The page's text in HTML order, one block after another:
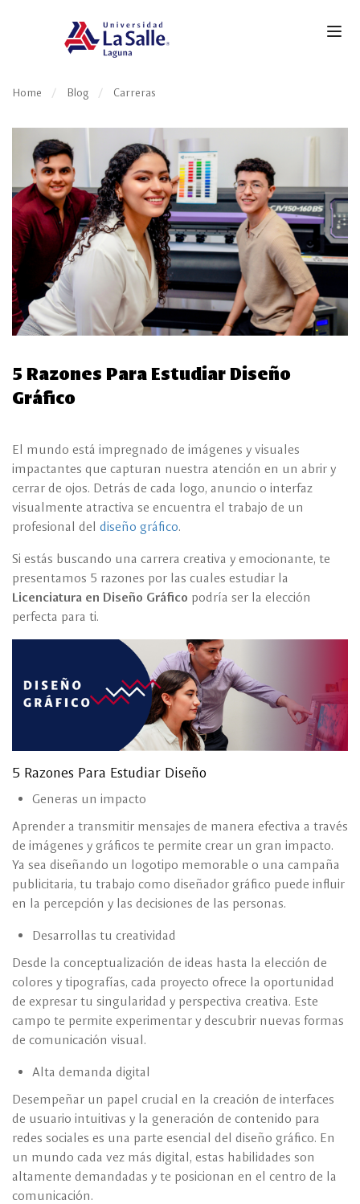
Home Blog Carreras
5 Razones Para Estudiar Diseño
Gráfico
El mundo está impregnado de imágenes y visuales
impactantes que capturan nuestra atención en un abrir y
cerrar de ojos. Detrás de cada logo, anuncio o interfaz
visualmente atractiva se encuentra el trabajo de un
profesional del diseño gráfico.
Si estás buscando una carrera creativa y emocionante, te
presentamos 5 razones por las cuales estudiar la
Licenciatura en Diseño Gráfico podría ser la elección
perfecta para ti.
5 Razones Para Estudiar Diseño
Generas un impacto
Aprender a transmitir mensajes de manera efectiva a través
de imágenes y gráficos te permite crear un gran impacto.
Ya sea diseñando un logotipo memorable o una campaña
publicitaria, tu trabajo como diseñador gráfico puede influir
en la percepción y las decisiones de las personas.
Desarrollas tu creatividad
Desde la conceptualización de ideas hasta la elección de
colores y tipografías, cada proyecto ofrece la oportunidad
de expresar tu singularidad y perspectiva creativa. Este
campo te permite experimentar y descubrir nuevas formas
de comunicación visual.
Alta demanda digital
Desempeñar un papel crucial en la creación de interfaces
de usuario intuitivas y la generación de contenido para
redes sociales es una parte esencial del diseño gráfico. En
un mundo cada vez más digital, estas habilidades son
altamente demandadas y te posicionan en el centro de la
comunicación.